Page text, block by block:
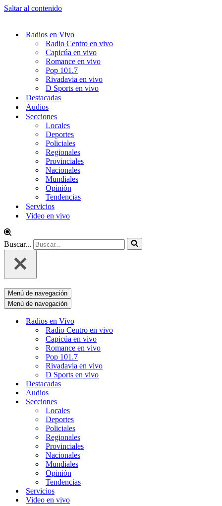
Saltar al contenido
Radios en Vivo
Radio Centro en vivo
Capicúa en vivo
Romance en vivo
Pop 101.7
Rivadavia en vivo
D Sports en vivo
Destacadas
Audios
Secciones
Locales
Deportes
Policiales
Regionales
Provinciales
Nacionales
Mundiales
Opinión
Tendencias
Servicios
Video en vivo
Buscar...
Menú de navegación
Menú de navegación
Radios en Vivo
Radio Centro en vivo
Capicúa en vivo
Romance en vivo
Pop 101.7
Rivadavia en vivo
D Sports en vivo
Destacadas
Audios
Secciones
Locales
Deportes
Policiales
Regionales
Provinciales
Nacionales
Mundiales
Opinión
Tendencias
Servicios
Video en vivo